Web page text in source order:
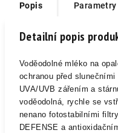
Popis Parametry
Detailní popis
Voděodolné mléko na
ochranou před
UVA/UVB zářením a
voděodolná, rychle se
nenano fotostabilními
DEFENSE a